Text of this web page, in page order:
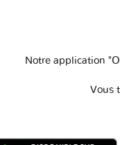
Notre application
Vous